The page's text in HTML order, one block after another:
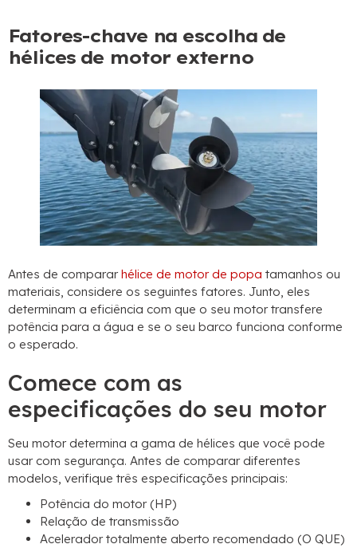
Fatores-chave na escolha de
hélices de motor externo
Antes de compararhélice de motor de popa tamanhos ou
materiais, considere os seguintes fatores. Junto, eles
determinam a eficiência com que o seu motor transfere
potência para a água e se o seu barco funciona conforme
o esperado.
Comece com as
especificações do seu motor
Seu motor determina a gama de hélices que você pode
usar com segurança. Antes de comparar diferentes
modelos, verifique três especificações principais:
Potência do motor (HP)
Relação de transmissão
Acelerador totalmente aberto recomendado (O QUE)